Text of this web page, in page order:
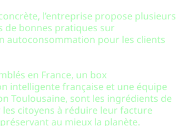
l’entreprise propose plusieurs
de bonnes pratiques sur
autoconsommation pour les clients
en France, un box
intelligente française et une équipe
Toulousaine, sont les ingrédients de
citoyens à réduire leur facture
au mieux la planète.